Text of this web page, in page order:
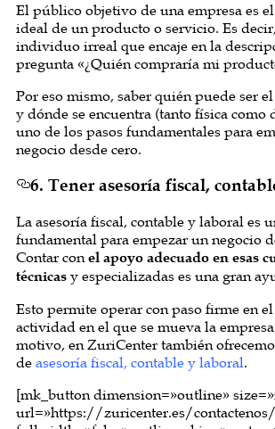
El público objetivo de una empresa es
ideal de un producto o servicio. Es
individuo irreal que encaje en la
pregunta «¿Quién compraría mi
Por eso mismo, saber quién puede ser
y dónde se encuentra (tanto física como
uno de los pasos fundamentales para
negocio desde cero.
6. Tener asesoría fiscal,
La asesoría fiscal, contable y laboral es
fundamental para empezar un negocio
Contar conel apoyo adecuado en esas
técnicas y especializadas es una gran
Esto permite operar con paso firme en
actividad en el que se mueva la
motivo, en ZuriCenter también
de asesoría fiscal, contable y laboral.
[mk_button dimension=»outline»
url=»https://zuricenter.es/